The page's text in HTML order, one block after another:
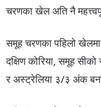
चरणका खेल अति नै
समूह चरणका पहिलो
दक्षिण कोरिया, समूह
र अस्ट्रेलिया ३/३ अंक